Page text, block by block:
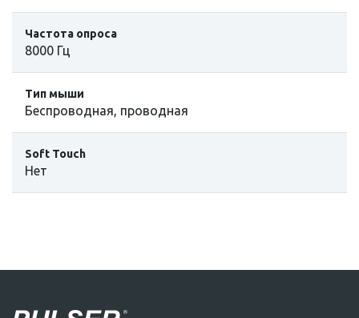
Частота опроса
8000 Гц
Тип мыши
Беспроводная, проводная
Soft Touch
Нет